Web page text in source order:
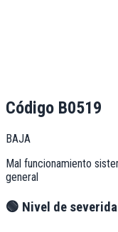
Código B0519
BAJA
Mal funcionamiento
general
🟢 Nivel de